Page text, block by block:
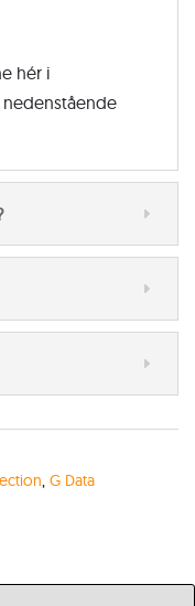
hér i
, G Data